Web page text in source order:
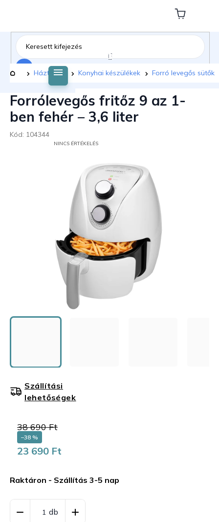
tartalomhoz
Kosár
Kezdőlap
Háztartás Konyhai készülékek Forró levegős sütők
Forrólevegős fritőz 9 az 1-
ben fehér – 3,6 liter
Kód: 104344
NINCS ÉRTÉKELÉS
38 690 Ft
–38 %
23 690 Ft
Raktáron - Szállítás 3-5 nap
Szállítási
lehetőségek